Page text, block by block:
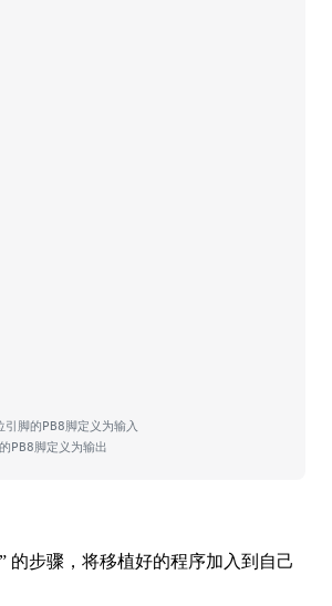
脚的PB8脚定义为输入
PB8脚定义为输出
的步骤，将移植好的程序加入到自己